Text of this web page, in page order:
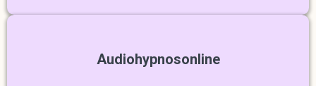
Audiohypnosonline